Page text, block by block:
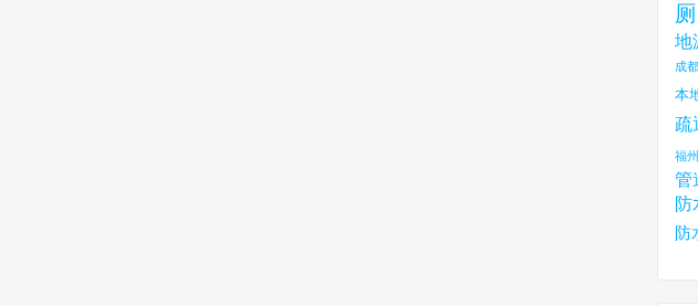
地
成
本
疏
福
管
防
防